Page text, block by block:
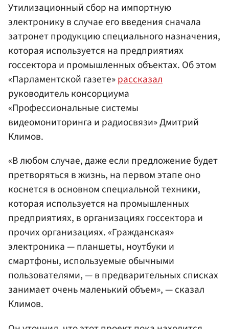
Утилизационный сбор на импортную
электронику в случае его введения сначала
затронет продукцию специального назначения,
которая используется на предприятиях
госсектора и промышленных объектах. Об этом
«Парламентской газете»рассказал
руководитель консорциума
«Профессиональные системы
видеомониторинга и радиосвязи» Дмитрий
Климов.
«В любом случае, даже если предложение будет
претворяться в жизнь, на первом этапе оно
коснется в основном специальной техники,
которая используется на промышленных
предприятиях, в организациях госсектора и
прочих организациях. «Гражданская»
электроника — планшеты, ноутбуки и
смартфоны, используемые обычными
пользователями, — в предварительных списках
занимает очень маленький объем», — сказал
Климов.